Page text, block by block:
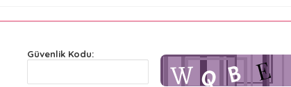
Güvenlik Kodu: